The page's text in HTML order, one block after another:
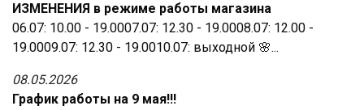
ИЗМЕНЕНИЯ в режиме работы магазина
06.07: 10.00 - 19.0007.07: 12.30 - 19.0008.07: 12.00 -
19.0009.07: 12.30 - 19.0010.07: выходной 🌸...
08.05.2026
График работы на 9 мая!!!